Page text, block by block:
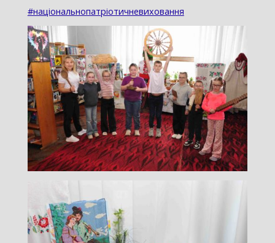
#національнопатріотичневиховання